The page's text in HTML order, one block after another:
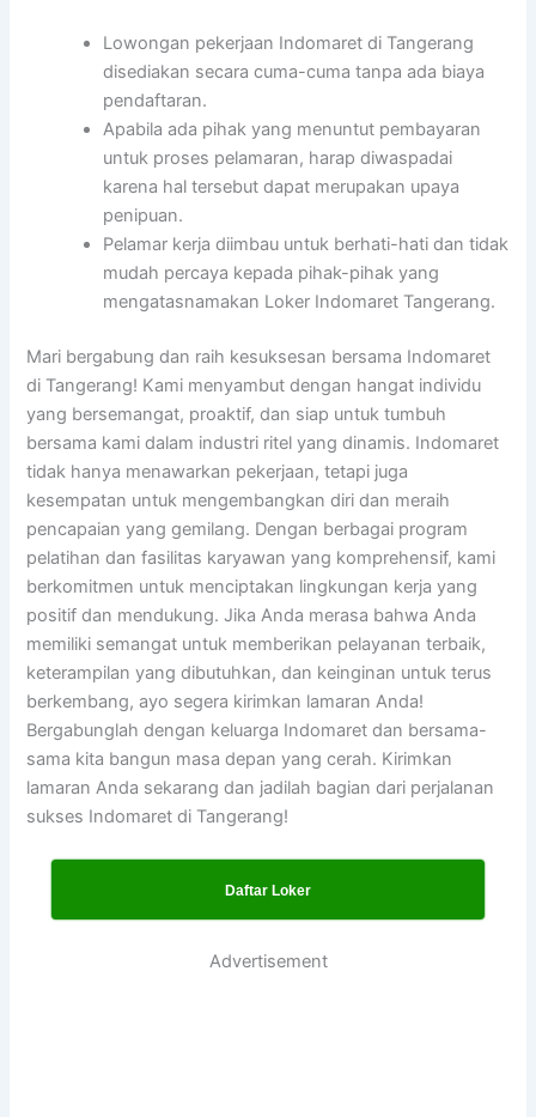
Lowongan pekerjaan Indomaret di Tangerang
disediakan secara cuma-cuma tanpa ada biaya
pendaftaran.
Apabila ada pihak yang menuntut pembayaran
untuk proses pelamaran, harap diwaspadai
karena hal tersebut dapat merupakan upaya
penipuan.
Pelamar kerja diimbau untuk berhati-hati dan tidak
mudah percaya kepada pihak-pihak yang
mengatasnamakan Loker Indomaret Tangerang.
Mari bergabung dan raih kesuksesan bersama Indomaret
di Tangerang! Kami menyambut dengan hangat individu
yang bersemangat, proaktif, dan siap untuk tumbuh
bersama kami dalam industri ritel yang dinamis. Indomaret
tidak hanya menawarkan pekerjaan, tetapi juga
kesempatan untuk mengembangkan diri dan meraih
pencapaian yang gemilang. Dengan berbagai program
pelatihan dan fasilitas karyawan yang komprehensif, kami
berkomitmen untuk menciptakan lingkungan kerja yang
positif dan mendukung. Jika Anda merasa bahwa Anda
memiliki semangat untuk memberikan pelayanan terbaik,
keterampilan yang dibutuhkan, dan keinginan untuk terus
berkembang, ayo segera kirimkan lamaran Anda!
Bergabunglah dengan keluarga Indomaret dan bersama-
sama kita bangun masa depan yang cerah. Kirimkan
lamaran Anda sekarang dan jadilah bagian dari perjalanan
sukses Indomaret di Tangerang!
Daftar Loker
Advertisement